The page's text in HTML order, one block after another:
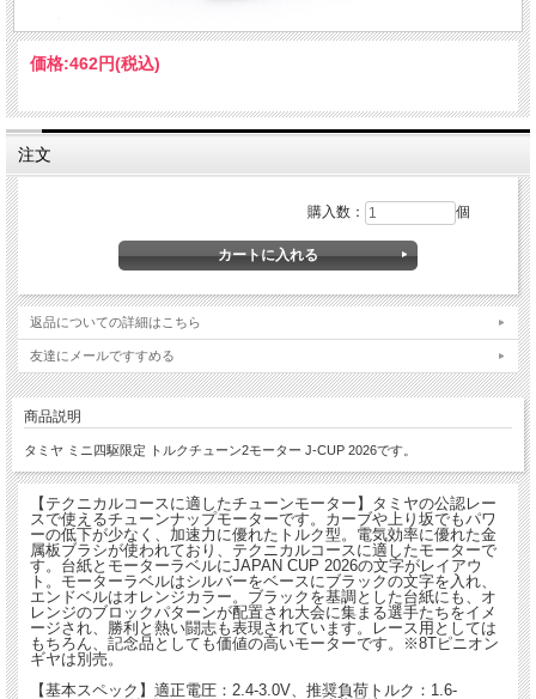
価格:462円(税込)
注文
購入数： 個
返品についての詳細はこちら
友達にメールですすめる
商品説明
タミヤ ミニ四駆限定 トルクチューン2モーター J-CUP 2026です。
【テクニカルコースに適したチューンモーター】タミヤの公認レー
スで使えるチューンナップモーターです。カーブや上り坂でもパワ
ーの低下が少なく、加速力に優れたトルク型。電気効率に優れた金
属板ブラシが使われており、テクニカルコースに適したモーターで
す。台紙とモーターラベルにJAPAN CUP 2026の文字がレイアウ
ト。モーターラベルはシルバーをベースにブラックの文字を入れ、
エンドベルはオレンジカラー。ブラックを基調とした台紙にも、オ
レンジのブロックパターンが配置され大会に集まる選手たちをイメ
ージされ、勝利と熱い闘志も表現されています。レース用としては
もちろん、記念品としても価値の高いモーターです。※8Tピニオン
ギヤは別売。
【基本スペック】適正電圧：2.4-3.0V、推奨負荷トルク：1.6-